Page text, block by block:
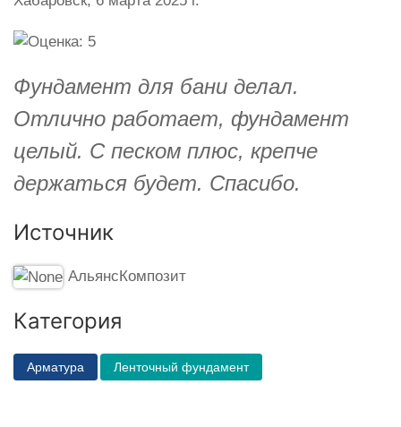
Фундамент для бани делал.
Отлично работает, фундамент
целый. С песком плюс, крепче
держаться будет. Спасибо.
Источник
АльянсКомпозит
Категория
Арматура Ленточный фундамент